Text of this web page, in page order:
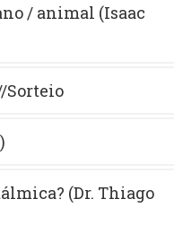
/ animal (Isaac
Sorteio
(Dr. Thiago